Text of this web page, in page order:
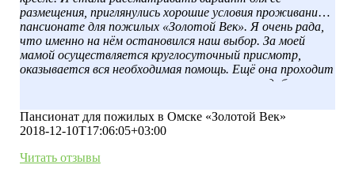
размещения, приглянулись хорошие условия проживания в
пансионате для пожилых «Золотой Век». Я очень рада,
что именно на нём остановился наш выбор. За моей
мамой осуществляется круглосуточный присмотр,
оказывается вся необходимая помощь. Ещё она проходит
специализированное лечение, которое врач подобрал
психологическую поддержку. Спасибо вам, каждый раз
навещая маму в выходные, я вижу, что ей действительно
Пансионат для пожилых в Омске «Золотой Век»
2018-12-10T17:06:05+03:00
Читать отзывы